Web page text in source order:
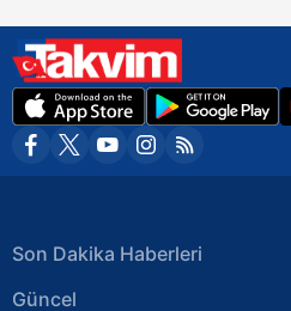
Son Dakika Haberleri
Güncel